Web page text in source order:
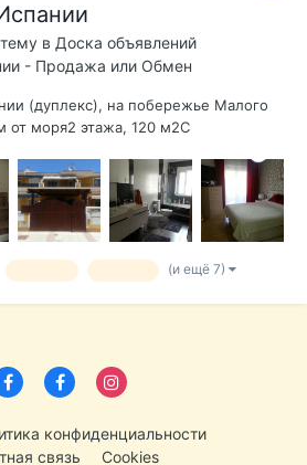
в Доска объявлений
- Продажа или Обмен
(дуплекс), на побережье Малого
от моря2 этажа, 120 м2С
с большим столом из
оборудована: большой
стиральная машина, сушк...
(и ещё 7)
конфиденциальности
связь
Cookies